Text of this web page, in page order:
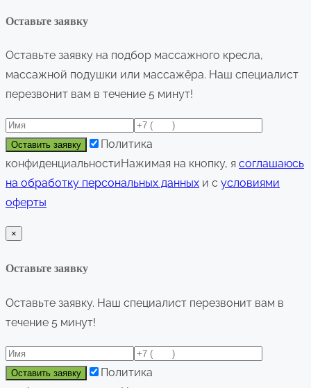
Оставьте заявку
Оставьте заявку на подбор массажного кресла,
массажной подушки или массажёра. Наш специалист
перезвонит вам в течение 5 минут!
Политика
конфиденциальностиНажимая на кнопку, я соглашаюсь
на обработку персональных данных и с условиями
оферты
×
Оставьте заявку
Оставьте заявку. Наш специалист перезвонит вам в
течение 5 минут!
Политика